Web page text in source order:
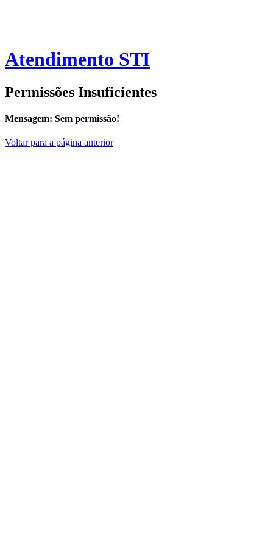
Atendimento STI
Permissões Insuficientes
Mensagem: Sem permissão!
Voltar para a página anterior